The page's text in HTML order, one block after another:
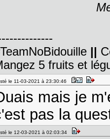
||
5 fruits et
le 11-03-2021 à 23:30:46
mais je
pas la
le 12-03-2021 à 02:03:34